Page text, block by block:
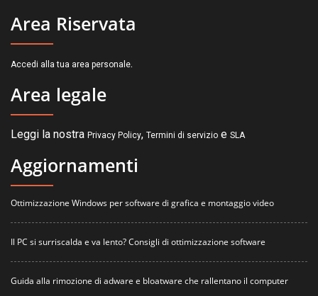
Area Riservata
Accedi alla tua area personale.
Area legale
Leggi la nostra Privacy Policy, Termini di servizio e SLA
Aggiornamenti
Ottimizzazione Windows per software di grafica e montaggio video
Il PC si surriscalda e va lento? Consigli di ottimizzazione software
Guida alla rimozione di adware e bloatware che rallentano il computer